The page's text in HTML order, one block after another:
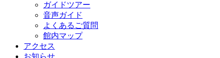
ガイドツアー
音声ガイド
よくあるご質問
館内マップ
アクセス